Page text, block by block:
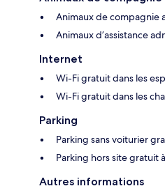
Animaux de compagnie
Animaux d’assistance
Internet
Wi-Fi gratuit dans les
Wi-Fi gratuit dans les
Parking
Parking sans voiturier
Parking hors site gratuit
Autres informations